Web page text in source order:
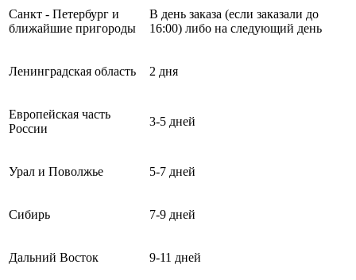
Санкт - Петербург и
ближайшие пригороды
В день заказа (если заказали до
16:00) либо на следующий день
Ленинградская область 2 дня
Европейская часть
России
3-5 дней
Урал и Поволжье 5-7 дней
Сибирь 7-9 дней
Дальний Восток 9-11 дней